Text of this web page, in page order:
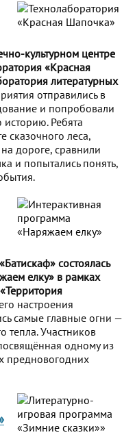
культурном центре
«Красная
литературных
отправились в
и попробовали
историю. Ребята
сказочного леса,
дороге, сравнили
и попытались понять,
состоялась
елку» в рамках
настроения
самые главные огни —
тепла. Участников
одному из
предновогодних